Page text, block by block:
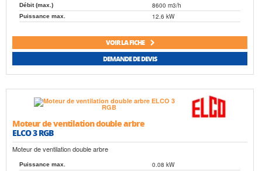
Débit (max.) 8600 m3/h
Puissance max. 12.6 kW
VOIR LA FICHE
DEMANDE DE DEVIS
Moteur de ventilation double arbre
ELCO 3 RGB
Moteur de ventilation double arbre
Puissance max. 0.08 kW